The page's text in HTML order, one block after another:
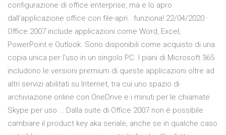
configurazione di office enterprise, ma e lo apro
dall'applicazione office con file-apri.. funziona! 22/04/2020 ·
Office 2007 include applicazioni come Word, Excel,
PowerPoint e Outlook. Sono disponibili come acquisto di una
copia unica per l'uso in un singolo PC. I piani di Microsoft 365
includono le versioni premium di queste applicazioni oltre ad
altri servizi abilitati su Internet, tra cui uno spazio di
archiviazione online con OneDrive e i minuti per le chiamate
Skype per uso … Dalla suite di Office 2007 non è possibile
cambiare il product key aka seriale, anche se in qualche caso